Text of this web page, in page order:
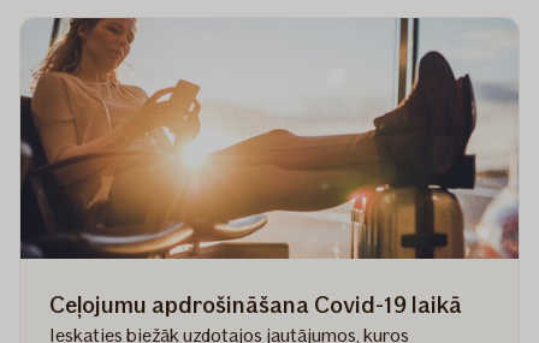
Ceļojumu apdrošināšana Covid-19 laikā
Ieskaties biežāk uzdotajos jautājumos, kuros